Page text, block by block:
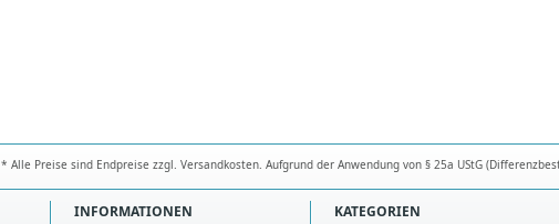
* Alle Preise sind Endpreise zzgl. Versandkosten. Aufgrund der Anwendung von § 25a UStG
INFORMATIONEN KATEGORIEN